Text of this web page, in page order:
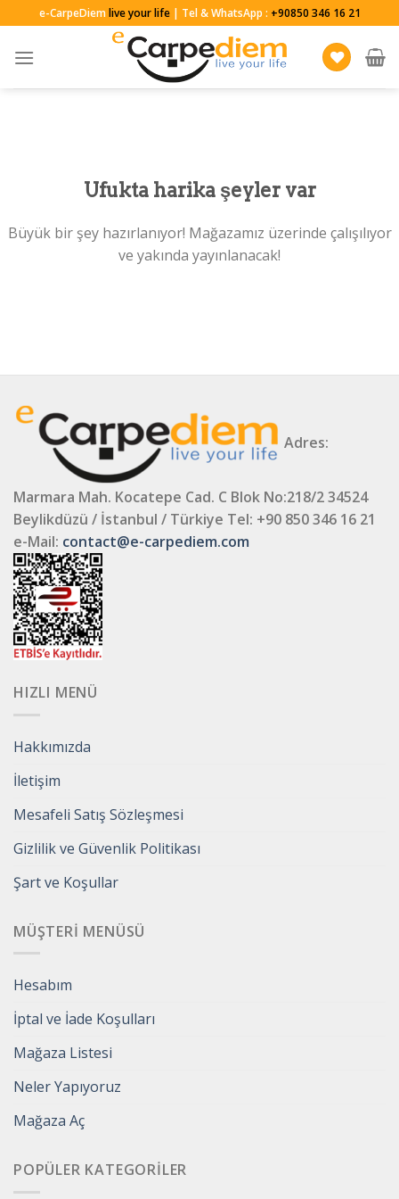
to
content
e-CarpeDiemlive your life| Tel & WhatsApp : +90850 346 16 21
Ufukta harika şeyler var
Büyük bir şey hazırlanıyor! Mağazamız üzerinde çalışılıyor
ve yakında yayınlanacak!
Adres:
Marmara Mah. Kocatepe Cad. C Blok No:218/2 34524
Beylikdüzü / İstanbul / Türkiye Tel: +90 850 346 16 21
e-Mail: contact@e-carpediem.com
HIZLI MENÜ
Hakkımızda
İletişim
Mesafeli Satış Sözleşmesi
Gizlilik ve Güvenlik Politikası
Şart ve Koşullar
MÜŞTERI MENÜSÜ
Hesabım
İptal ve İade Koşulları
Mağaza Listesi
Neler Yapıyoruz
Mağaza Aç
POPÜLER KATEGORILER